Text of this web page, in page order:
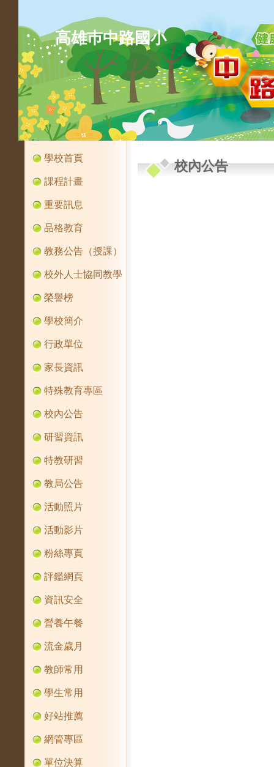
高雄巿中路國小
:::
學校首頁
課程計畫
重要訊息
品格教育
教務公告（授課）
校外人士協同教學
榮譽榜
學校簡介
行政單位
家長資訊
特殊教育專區
校內公告
研習資訊
特教研習
教局公告
活動照片
活動影片
粉絲專頁
評鑑網頁
資訊安全
營養午餐
流金歲月
教師常用
學生常用
好站推薦
網管專區
單位決算
:::
校內公告